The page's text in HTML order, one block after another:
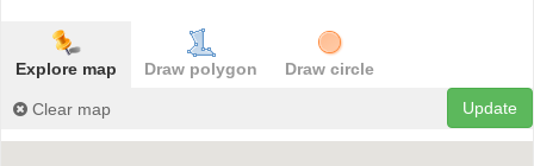
Explore map Draw polygon Draw circle
Clear map Update